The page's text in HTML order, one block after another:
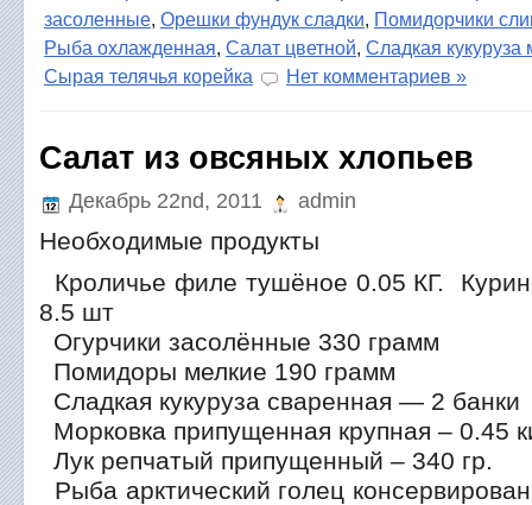
засоленные, Орешки фундук сладки, Помидорчики
Рыба охлажденная, Салат цветной, Сладкая кукуруза
Сырая телячья корейка
Нет комментариев »
Салат из овсяных хлопьев
Декабрь 22nd, 2011 admin
Необходимые продукты
Кроличье филе тушёное 0.05 КГ.
8.5 шт
Огурчики засолённые 330 грамм
Помидоры мелкие 190 грамм
Сладкая кукуруза сваренная — 2 банки
Морковка припущенная крупная – 0.45
Лук репчатый припущенный – 340 гр.
Рыба арктический голец